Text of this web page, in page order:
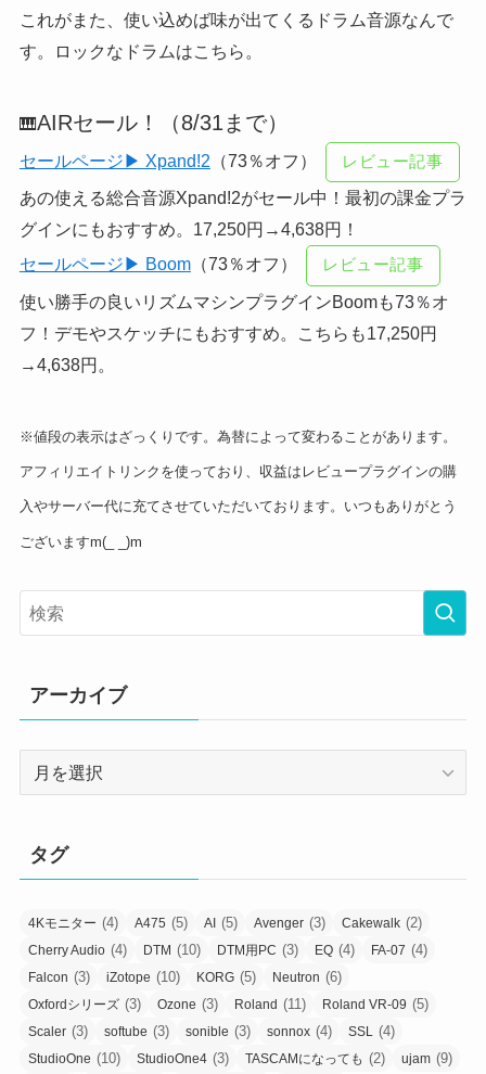
これがまた、使い込めば味が出てくるドラム音源なんで
す。ロックなドラムはこちら。
🎹AIRセール！（8/31まで）
セールページ▶ Xpand!2 （73％オフ） レビュー記事
あの使える総合音源Xpand!2がセール中！最初の課金プラ
グインにもおすすめ。17,250円→4,638円！
セールページ▶ Boom（73％オフ） レビュー記事
使い勝手の良いリズムマシンプラグインBoomも73％オ
フ！デモやスケッチにもおすすめ。こちらも17,250円
→4,638円。
※値段の表示はざっくりです。為替によって変わることがあります。
アフィリエイトリンクを使っており、収益はレビュープラグインの購
入やサーバー代に充てさせていただいております。いつもありがとう
ございますm(_ _)m
アーカイブ
ブ
タグ
4Kモニター (4) A475 (5) AI (5) Avenger (3) Cakewalk (2)
Cherry Audio (4) DTM (10) DTM用PC (3) EQ (4) FA-07 (4)
Falcon (3) iZotope (10) KORG (5) Neutron (6)
Oxfordシリーズ (3) Ozone (3) Roland (11) Roland VR-09 (5)
Scaler (3) softube (3) sonible (3) sonnox (4) SSL (4)
StudioOne (10) StudioOne4 (3) TASCAMになっても (2) ujam (9)